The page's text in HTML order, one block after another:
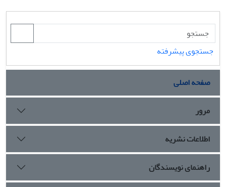
جستجوی پیشرفته
صفحه اصلی
مرور
اطلاعات نشریه
راهنمای نویسندگان